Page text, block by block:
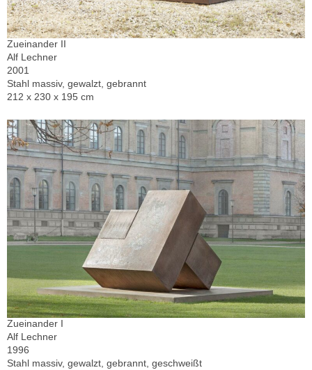
Zueinander II
Alf Lechner
2001
Stahl massiv, gewalzt, gebrannt
212 x 230 x 195 cm
Zueinander I
Alf Lechner
1996
Stahl massiv, gewalzt, gebrannt, geschweißt